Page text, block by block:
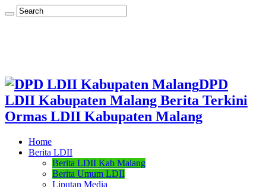
DPD
LDII Kabupaten Malang Berita Terkini
Ormas LDII Kabupaten Malang
Home
Berita LDII
Berita LDII Kab Malang
Berita Umum LDII
Liputan Media